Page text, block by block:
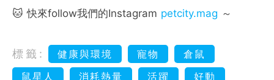
🐱 快來follow我們的Instagram petcity.mag ～
標籤: 健康與環境 寵物
倉鼠
鼠星人
消耗熱量 活躍 好動